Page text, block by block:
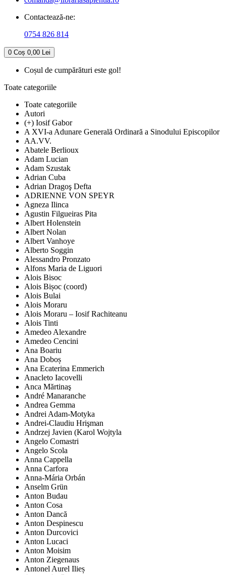
Contactează-ne:
0754 826 814
0 Coș 0,00 Lei
Coșul de cumpărături este gol!
Toate categoriile
Toate categoriile
Autori
(+) Iosif Gabor
A XVI-a Adunare Generală Ordinară a Sinodului Episcopilor
AA.VV.
Abatele Berlioux
Adam Lucian
Adam Szustak
Adrian Cuba
Adrian Dragoş Defta
ADRIENNE VON SPEYR
Agneza Ilinca
Agustin Filgueiras Pita
Albert Holenstein
Albert Nolan
Albert Vanhoye
Alberto Soggin
Alessandro Pronzato
Alfons Maria de Liguori
Alois Bisoc
Alois Bișoc (coord)
Alois Bulai
Alois Moraru
Alois Moraru – Iosif Rachiteanu
Alois Tinti
Amedeo Alexandre
Amedeo Cencini
Ana Boariu
Ana Doboș
Ana Ecaterina Emmerich
Anacleto Iacovelli
Anca Mărtinaş
André Manaranche
Andrea Gemma
Andrei Adam-Motyka
Andrei-Claudiu Hrişman
Andrzej Javien (Karol Wojtyla
Angelo Comastri
Angelo Scola
Anna Cappella
Anna Carfora
Anna-Mária Orbán
Anselm Grün
Anton Budau
Anton Cosa
Anton Dancă
Anton Despinescu
Anton Durcovici
Anton Lucaci
Anton Moisim
Anton Ziegenaus
Antonel Aurel Ilieș